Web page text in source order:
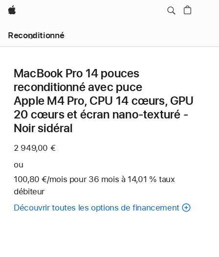
Apple
Reconditionné
MacBook Pro 14 pouces
reconditionné avec puce
Apple M4 Pro, CPU 14 cœurs, GPU
20 cœurs et écran nano-texturé -
Noir sidéral
2 949,00 €
ou
100,80 €/mois par
pour 36 mois mois
à 14,01 % taux
débiteur
Découvrir toutes les options de financement